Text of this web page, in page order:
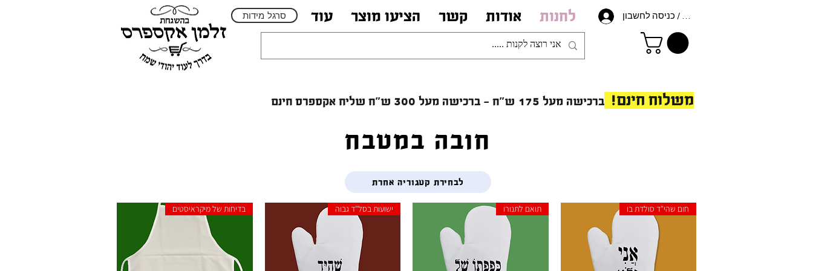
סרגל מידות לחנות אודות קשר הציעו מוצר עוד הרשמה / כניסה לחשבון
משלוח חינם! ברכישה מעל 175 ש"ח - ב רכישה מעל 300 ש"ח שליח אקספרס חינם
חובה במטבח
לבחירת קטגוריה אחרת
חום שהי"ד סולדת בו תואם לתנורו ישועות בסל"ד גבוה בדיחות של מיקראיסטים